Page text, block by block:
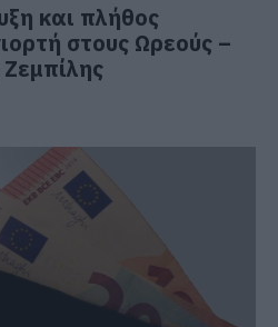
και πλήθος
στους Ωρεούς –